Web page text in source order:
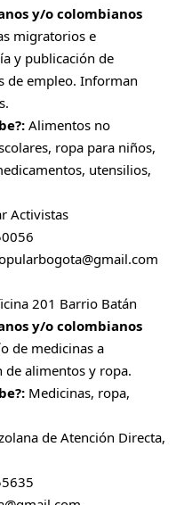
y/o colombianos
migratorios e
y publicación de
de empleo. Informan
Alimentos no
ropa para niños,
utensilios,
Activistas
201 Barrio Batán
y/o colombianos
de medicinas a
de alimentos y ropa.
Medicinas, ropa,
de Atención Directa,